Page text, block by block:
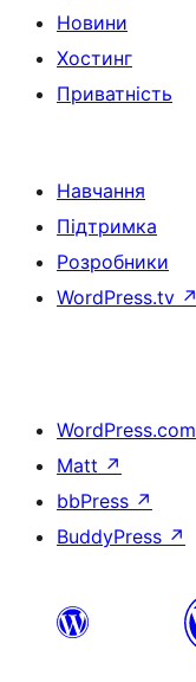
Новини
Хостинг
Приватність
Навчання
Підтримка
Розробники
WordPress.tv ↗
WordPress.com
Matt ↗
bbPress ↗
BuddyPress ↗